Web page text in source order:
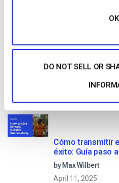
OK
DO NOT SELL OR
de streaming en
Cómo transmitir
by Max Wilbert
April 11, 2025